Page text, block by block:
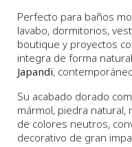
Perfecto para baños
lavabo, dormitorios,
boutique y proyectos
integra de forma
Japandi,
Su acabado dorado
mármol, piedra natural,
de colores neutros,
decorativo de gran